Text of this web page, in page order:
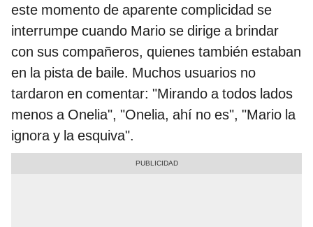
este momento de aparente complicidad se
interrumpe cuando Mario se dirige a brindar
con sus compañeros, quienes también estaban
en la pista de baile. Muchos usuarios no
tardaron en comentar: "Mirando a todos lados
menos a Onelia", "Onelia, ahí no es", "Mario la
ignora y la esquiva".